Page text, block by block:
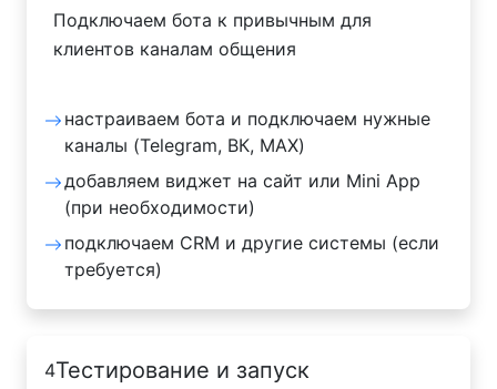
Подключаем бота к привычным для
клиентов каналам общения
настраиваем бота и подключаем нужные
каналы (Telegram, ВК, MAX)
добавляем виджет на сайт или Mini App
(при необходимости)
подключаем CRM и другие системы (если
требуется)
4Тестирование и запуск